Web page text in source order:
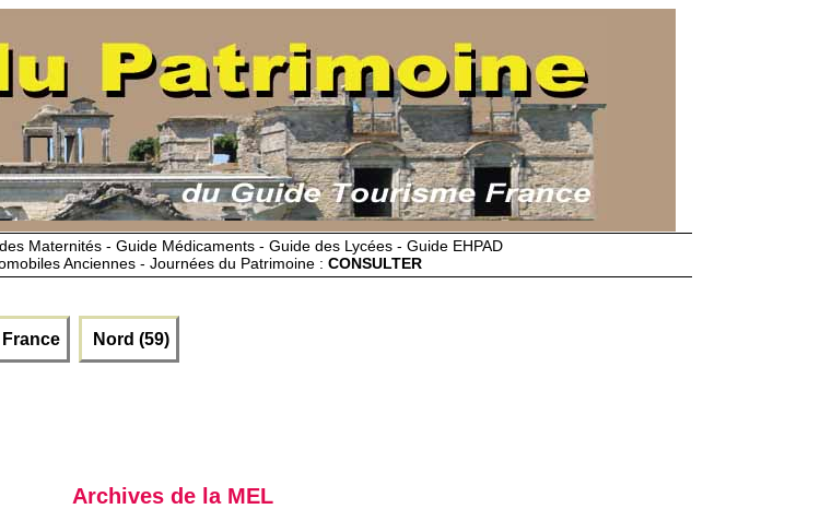
Maternités - Guide Médicaments - Guide des Lycées - Guide EHPAD
Anciennes - Journées du Patrimoine : CONSULTER
France Nord (59)
Archives de la MEL